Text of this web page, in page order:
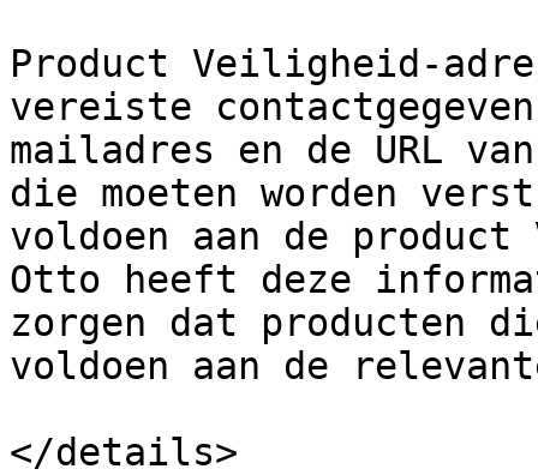
Product Veiligheid-
vereiste
mailadres en de URL
die moeten worden
voldoen aan de
Otto heeft deze
zorgen dat producten
voldoen aan de
</details>